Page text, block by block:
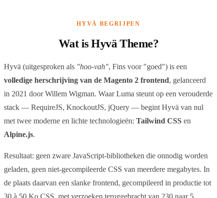
HYVÄ BEGRIJPEN
Wat is Hyvä Theme?
Hyvä (uitgesproken als "hoo-vah", Fins voor "goed") is een
volledige herschrijving van de Magento 2 frontend, gelanceerd
in 2021 door Willem Wigman. Waar Luma steunt op een verouderde
stack — RequireJS, KnockoutJS, jQuery — begint Hyvä van nul
met twee moderne en lichte technologieën: Tailwind CSS en
Alpine.js.
Resultaat: geen zware JavaScript-bibliotheken die onnodig worden
geladen, geen niet-gecompileerde CSS van meerdere megabytes. In
de plaats daarvan een slanke frontend, gecompileerd in productie tot
30 à 50 Ko CSS, met verzoeken teruggebracht van 230 naar 5.